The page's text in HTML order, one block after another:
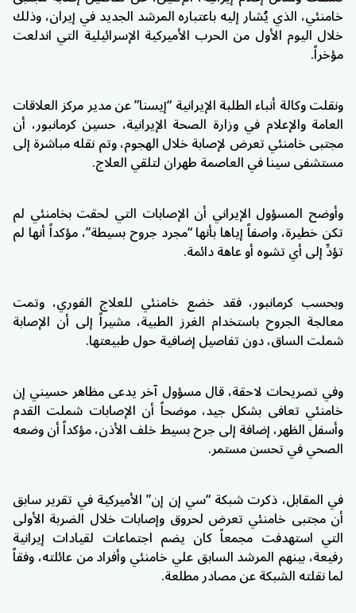
خامنئي، الذي يُشار إليه باعتباره المرشد الجديد في إيران، وذلك
خلال اليوم الأول من الحرب الأميركية الإسرائيلية التي اندلعت
مؤخراً.
ونقلت وكالة أنباء الطلبة الإيرانية “إيسنا” عن مدير مركز العلاقات
العامة والإعلام في وزارة الصحة الإيرانية، حسين كرمانبور، أن
مجتبى خامنئي تعرض لإصابة خلال الهجوم، وتم نقله مباشرة إلى
مستشفى سينا في العاصمة طهران لتلقي العلاج.
وأوضح المسؤول الإيراني أن الإصابات التي لحقت بخامنئي لم
تكن خطيرة، واصفاً إياها بأنها “مجرد جروح بسيطة”، مؤكداً أنها لم
تؤدِّ إلى أي تشوه أو عاهة دائمة.
وبحسب كرمانبور، فقد خضع خامنئي للعلاج الفوري، وتمت
معالجة الجروح باستخدام الغرز الطبية، مشيراً إلى أن الإصابة
شملت الساق، دون تفاصيل إضافية حول طبيعتها.
وفي تصريحات لاحقة، قال مسؤول آخر يدعى مظاهر حسيني إن
خامنئي تعافى بشكل جيد، موضحاً أن الإصابات شملت القدم
وأسفل الظهر، إضافة إلى جرح بسيط خلف الأذن، مؤكداً أن وضعه
الصحي في تحسن مستمر.
في المقابل، ذكرت شبكة “سي إن إن” الأميركية في تقرير سابق
أن مجتبى خامنئي تعرض لحروق وإصابات خلال الضربة الأولى
التي استهدفت مجمعاً كان يضم اجتماعات لقيادات إيرانية
رفيعة، بينهم المرشد السابق علي خامنئي وأفراد من عائلته، وفقاً
لما نقلته الشبكة عن مصادر مطلعة.